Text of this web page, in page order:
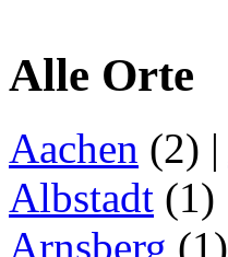
Alle Orte
Aachen (2) |
Albstadt (1)
Arnsberg (1)